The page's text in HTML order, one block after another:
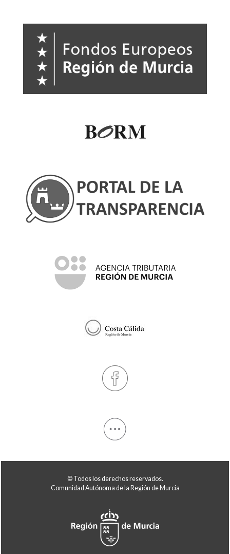
© Todos los derechos reservados.
Comunidad Autónoma de la Región de Murcia